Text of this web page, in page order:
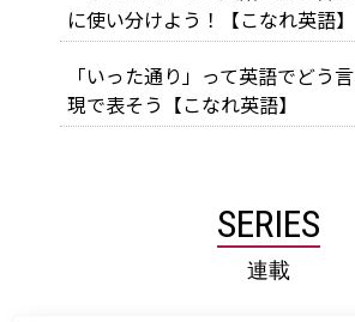
に使い分けよう！【こなれ英語】
「いった通り」って英語でどう
現で表そう【こなれ英語】
SERIES
連載